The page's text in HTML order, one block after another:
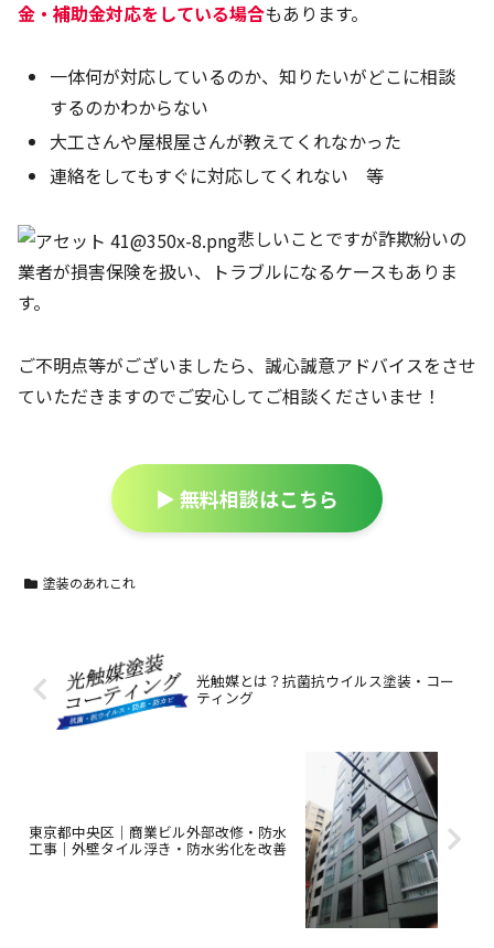
金・補助金対応をしている場合もあります。
一体何が対応しているのか、知りたいがどこに相談
するのかわからない
大工さんや屋根屋さんが教えてくれなかった
連絡をしてもすぐに対応してくれない 等
悲しいことですが詐欺紛いの
業者が損害保険を扱い、トラブルになるケースもありま
す。
ご不明点等がございましたら、誠心誠意アドバイスをさせ
ていただきますのでご安心してご相談くださいませ！
▶ 無料相談はこちら
塗装のあれこれ
光触媒とは？抗菌抗ウイルス塗装・コー
ティング
東京都中央区｜商業ビル外部改修・防水
工事｜外壁タイル浮き・防水劣化を改善